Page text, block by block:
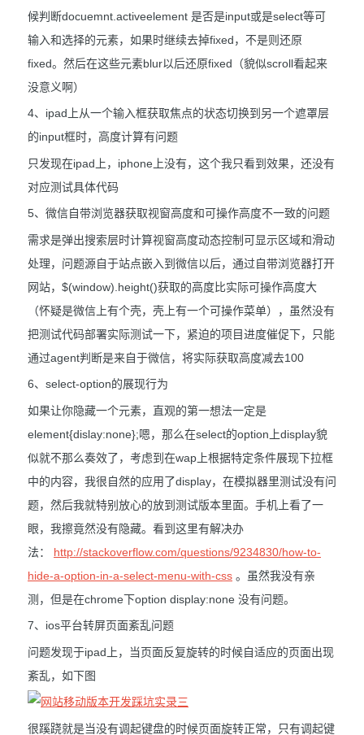
候判断docuemnt.activeelement 是否是input或是select等可
输入和选择的元素，如果时继续去掉fixed，不是则还原
fixed。然后在这些元素blur以后还原fixed（貌似scroll看起来
没意义啊）
4、ipad上从一个输入框获取焦点的状态切换到另一个遮罩层
的input框时，高度计算有问题
只发现在ipad上，iphone上没有，这个我只看到效果，还没有
对应测试具体代码
5、微信自带浏览器获取视窗高度和可操作高度不一致的问题
需求是弹出搜索层时计算视窗高度动态控制可显示区域和滑动
处理，问题源自于站点嵌入到微信以后，通过自带浏览器打开
网站，$(window).height()获取的高度比实际可操作高度大
（怀疑是微信上有个壳，壳上有一个可操作菜单），虽然没有
把测试代码部署实际测试一下，紧迫的项目进度催促下，只能
通过agent判断是来自于微信，将实际获取高度减去100
6、select-option的展现行为
如果让你隐藏一个元素，直观的第一想法一定是
element{dislay:none};嗯，那么在select的option上display貌
似就不那么奏效了，考虑到在wap上根据特定条件展现下拉框
中的内容，我很自然的应用了display，在模拟器里测试没有问
题，然后我就特别放心的放到测试版本里面。手机上看了一
眼，我擦竟然没有隐藏。看到这里有解决办
法： http://stackoverflow.com/questions/9234830/how-to-
hide-a-option-in-a-select-menu-with-css 。虽然我没有亲
测，但是在chrome下option display:none 没有问题。
7、ios平台转屏页面紊乱问题
问题发现于ipad上，当页面反复旋转的时候自适应的页面出现
紊乱，如下图
很蹊跷就是当没有调起键盘的时候页面旋转正常，只有调起键